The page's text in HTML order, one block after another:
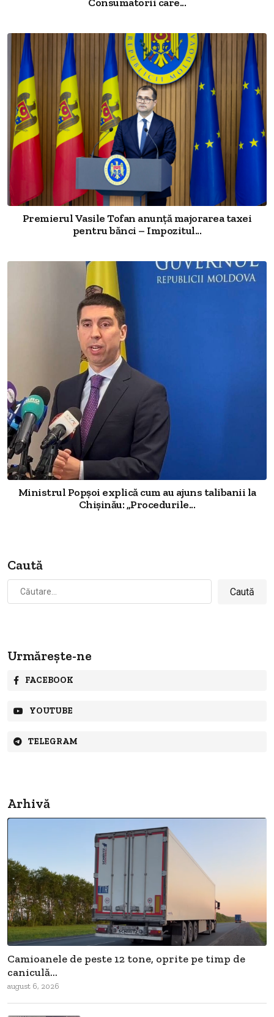
Premierul Vasile Tofan anunță majorarea taxei
pentru bănci – Impozitul...
Ministrul Popșoi explică cum au ajuns talibanii la
Chișinău: „Procedurile...
Caută
după:
Urmărește-ne
FACEBOOK
YOUTUBE
TELEGRAM
Arhivă
Camioanele de peste 12 tone, oprite pe timp de
caniculă...
august 6, 2026